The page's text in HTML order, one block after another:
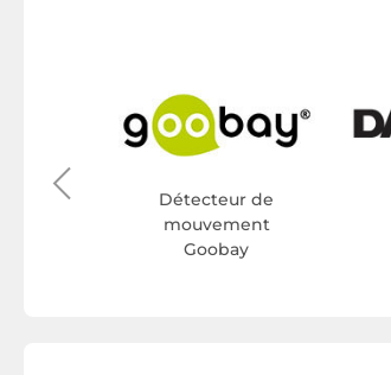
Détecteur de
mouvement
Goobay